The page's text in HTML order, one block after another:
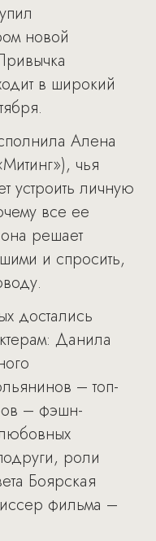
новой
в широкий
Алена
чья
устроить личную
все ее
решает
и спросить,
достались
Данила
– топ-
– фэшн-
роли
Боярская
фильма –